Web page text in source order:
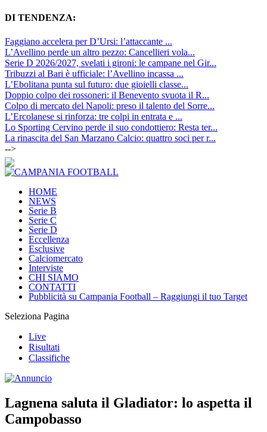
DI TENDENZA:
Faggiano accelera per D’Ursi: l’attaccante ...
L’Avellino perde un altro pezzo: Cancellieri vola...
Serie D 2026/2027, svelati i gironi: le campane nel Gir...
Tribuzzi al Bari è ufficiale: l’Avellino incassa ...
L’Ebolitana punta sul futuro: due gioielli classe...
Doppio colpo dei rossoneri: il Benevento svuota il R...
Colpo di mercato del Napoli: preso il talento del Sorre...
L’Ercolanese si rinforza: tre colpi in entrata e ...
Lo Sporting Cervino perde il suo condottiero: Resta ter...
La rinascita del San Marzano Calcio: quattro soci per r...
-->
HOME
NEWS
Serie B
Serie C
Serie D
Eccellenza
Esclusive
Calciomercato
Interviste
CHI SIAMO
CONTATTI
Pubblicità su Campania Football – Raggiungi il tuo Target
Seleziona Pagina
Live
Risultati
Classifiche
Lagnena saluta il Gladiator: lo aspetta il
Campobasso